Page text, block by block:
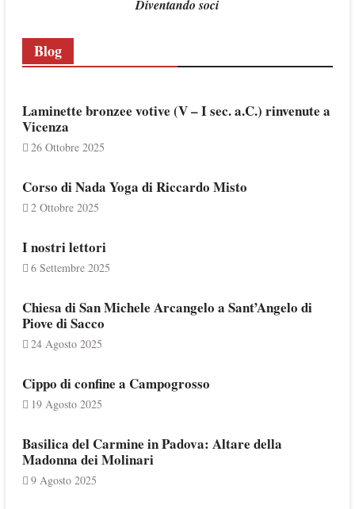
Diventando soci
Blog
Laminette bronzee votive (V – I sec. a.C.) rinvenute a
Vicenza
26 Ottobre 2025
Corso di Nada Yoga di Riccardo Misto
2 Ottobre 2025
I nostri lettori
6 Settembre 2025
Chiesa di San Michele Arcangelo a Sant’Angelo di
Piove di Sacco
24 Agosto 2025
Cippo di confine a Campogrosso
19 Agosto 2025
Basilica del Carmine in Padova: Altare della
Madonna dei Molinari
9 Agosto 2025